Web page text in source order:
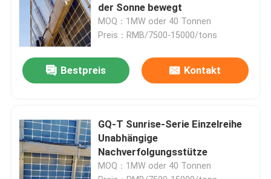
der Sonne bewegt
MOQ：1MW oder 40 Tonnen
Preis：RMB/7500-15000/tons
Bestpreis Kontakt
GQ-T Sunrise-Serie Einzelreihe
Unabhängige
Nachverfolgungsstütze
MOQ：1MW oder 40 Tonnen